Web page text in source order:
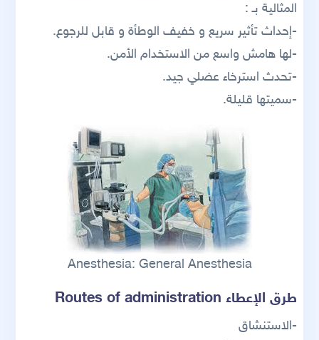
المثالية بـ :
-إحداث تأثير سريع و خفيف الوطأة و قابل للرجوع.
-لها هامش واسع من الاستخدام الأمن.
-تحدث استرخاء عضلي جيد.
-سميتها قليلة.
Anesthesia: General Anesthesia
طرق الإعطاء Routes of administration
-الاستنشاق